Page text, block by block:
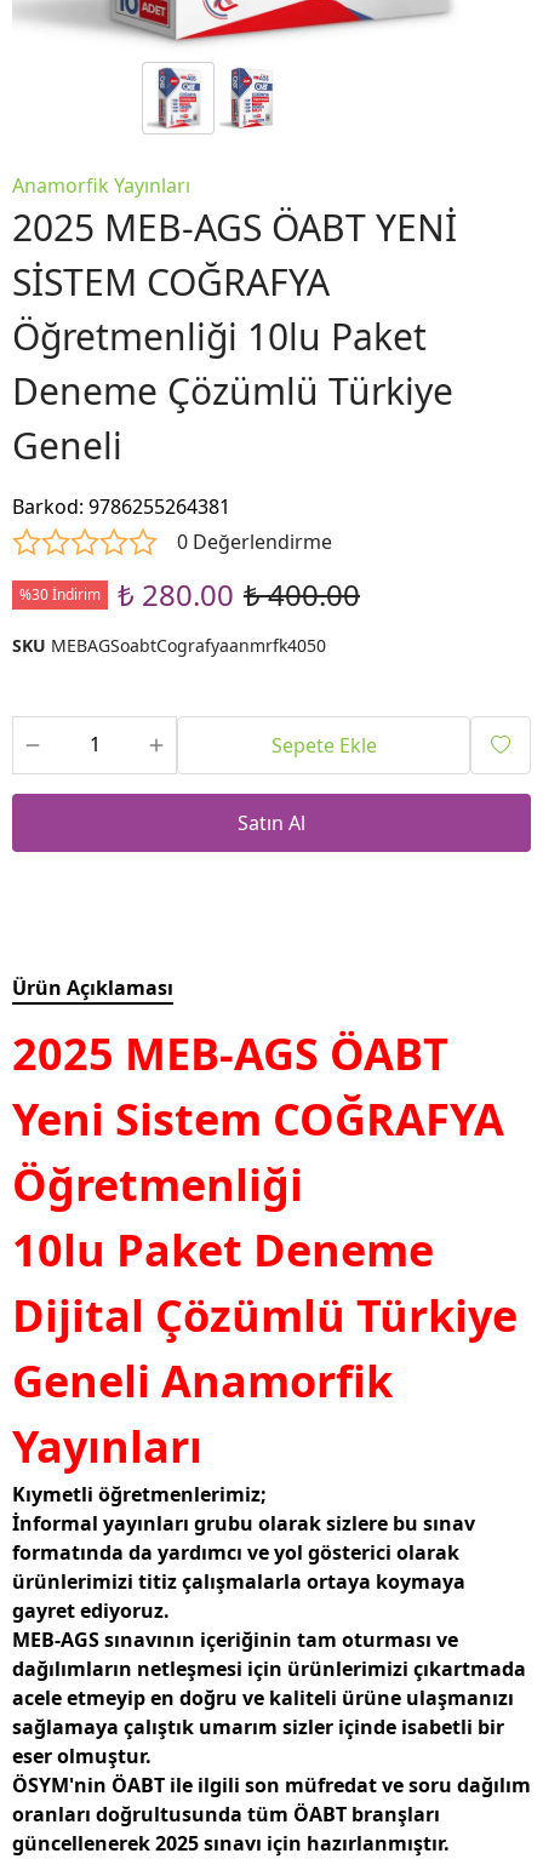
Anamorfik Yayınları
2025 MEB-AGS ÖABT YENİ
SİSTEM COĞRAFYA
Öğretmenliği 10lu Paket
Deneme Çözümlü Türkiye
Geneli
Barkod: 9786255264381
0 Değerlendirme
%30 İndirim ₺ 280.00 ₺ 400.00
SKU MEBAGSoabtCografyaanmrfk4050
Sepete Ekle
Satın Al
Ürün Açıklaması
2025 MEB-AGS ÖABT
Yeni Sistem COĞRAFYA
Öğretmenliği
10lu Paket Deneme
Dijital Çözümlü Türkiye
Geneli Anamorfik
Yayınları
Kıymetli öğretmenlerimiz;
İnformal yayınları grubu olarak sizlere bu sınav
formatında da yardımcı ve yol gösterici olarak
ürünlerimizi titiz çalışmalarla ortaya koymaya
gayret ediyoruz.
MEB-AGS sınavının içeriğinin tam oturması ve
dağılımların netleşmesi için ürünlerimizi çıkartmada
acele etmeyip en doğru ve kaliteli ürüne ulaşmanızı
sağlamaya çalıştık umarım sizler içinde isabetli bir
eser olmuştur.
ÖSYM'nin ÖABT ile ilgili son müfredat ve soru dağılım
oranları doğrultusunda tüm ÖABT branşları
güncellenerek 2025 sınavı için hazırlanmıştır.